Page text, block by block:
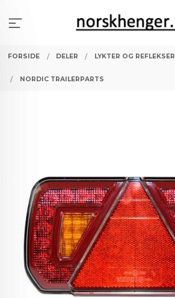
innholdet
FORSIDE DELER LYKTER OG REFLEKSER
NORDIC TRAILERPARTS